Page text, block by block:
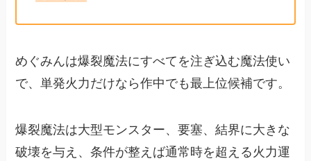
めぐみんは爆裂魔法にすべてを注ぎ込む魔法使い
で、単発火力だけなら作中でも最上位候補です。
爆裂魔法は大型モンスター、要塞、結界に大きな
破壊を与え、条件が整えば通常時を超える火力運